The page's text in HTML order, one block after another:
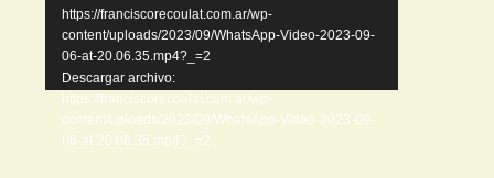
https://franciscorecoulat.com.ar/wp-
content/uploads/2023/09/WhatsApp-Video-2023-09-
06-at-20.06.35.mp4?_=2
Descargar archivo:
https://franciscorecoulat.com.ar/wp-
content/uploads/2023/09/WhatsApp-Video-2023-09-
06-at-20.06.35.mp4?_=2